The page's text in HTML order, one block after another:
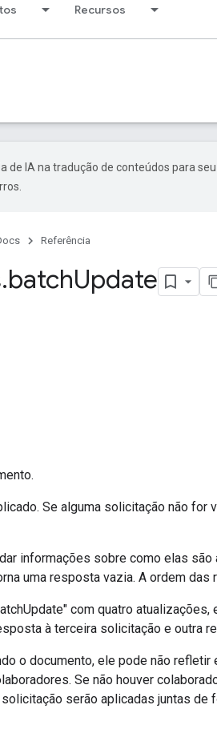
Recursos
de IA na tradução de conteúdos para
Referência
.batchUpdate
Se alguma solicitação não for
informações sobre como elas
uma resposta vazia. A ordem
com quatro
à terceira solicitação e outra
o documento, ele pode não
Se não houver
solicitação serão aplicadas juntas de